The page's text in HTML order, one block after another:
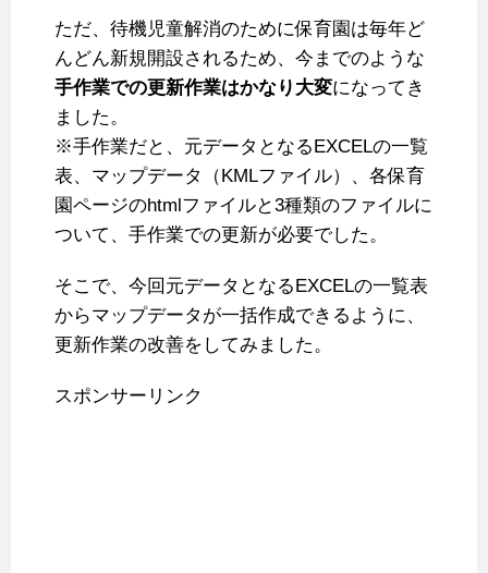
ただ、待機児童解消のために保育園は毎年ど
んどん新規開設されるため、今までのような
手作業での更新作業はかなり大変になってき
ました。
※手作業だと、元データとなるEXCELの一覧
表、マップデータ（KMLファイル）、各保育
園ページのhtmlファイルと3種類のファイルに
ついて、手作業での更新が必要でした。
そこで、今回元データとなるEXCELの一覧表
からマップデータが一括作成できるように、
更新作業の改善をしてみました。
スポンサーリンク